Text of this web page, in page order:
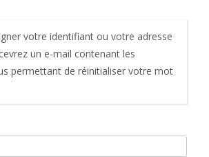
votre identifiant ou votre adresse
un e-mail contenant les
permettant de réinitialiser votre mot